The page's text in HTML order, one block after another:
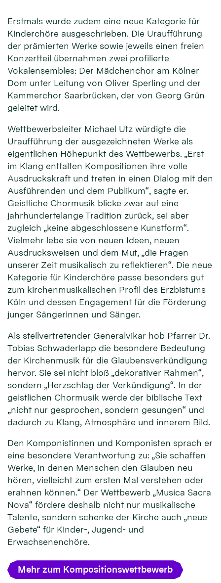
Erstmals wurde zudem eine neue Kategorie für
Kinderchöre ausgeschrieben. Die Uraufführung
der prämierten Werke sowie jeweils einen freien
Konzertteil übernahmen zwei profilierte
Vokalensembles: Der Mädchenchor am Kölner
Dom unter Leitung von Oliver Sperling und der
Kammerchor Saarbrücken, der von Georg Grün
geleitet wird.
Wettbewerbsleiter Michael Utz würdigte die
Uraufführung der ausgezeichneten Werke als
eigentlichen Höhepunkt des Wettbewerbs. „Erst
im Klang entfalten Kompositionen ihre volle
Ausdruckskraft und treten in einen Dialog mit den
Ausführenden und dem Publikum“, sagte er.
Geistliche Chormusik blicke zwar auf eine
jahrhundertelange Tradition zurück, sei aber
zugleich „keine abgeschlossene Kunstform“.
Vielmehr lebe sie von neuen Ideen, neuen
Ausdrucksweisen und dem Mut, „die Fragen
unserer Zeit musikalisch zu reflektieren“. Die neue
Kategorie für Kinderchöre passe besonders gut
zum kirchenmusikalischen Profil des Erzbistums
Köln und dessen Engagement für die Förderung
junger Sängerinnen und Sänger.
Als stellvertretender Generalvikar hob Pfarrer Dr.
Tobias Schwaderlapp die besondere Bedeutung
der Kirchenmusik für die Glaubensverkündigung
hervor. Sie sei nicht bloß „dekorativer Rahmen“,
sondern „Herzschlag der Verkündigung“. In der
geistlichen Chormusik werde der biblische Text
„nicht nur gesprochen, sondern gesungen“ und
dadurch zu Klang, Atmosphäre und innerem Bild.
Den Komponistinnen und Komponisten sprach er
eine besondere Verantwortung zu: „Sie schaffen
Werke, in denen Menschen den Glauben neu
hören, vielleicht zum ersten Mal verstehen oder
erahnen können.“ Der Wettbewerb „Musica Sacra
Nova“ fördere deshalb nicht nur musikalische
Talente, sondern schenke der Kirche auch „neue
Gebete“ für Kinder-, Jugend- und
Erwachsenenchöre.
Mehr zum Kompositionswettbewerb